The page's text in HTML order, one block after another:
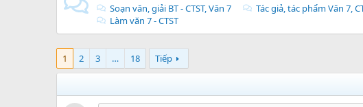
Soạn văn, giải BT - CTST, Văn 7
Tác giả, tác phẩm Văn 7,
Làm văn 7 - CTST
1 2 3 … 18 Tiếp